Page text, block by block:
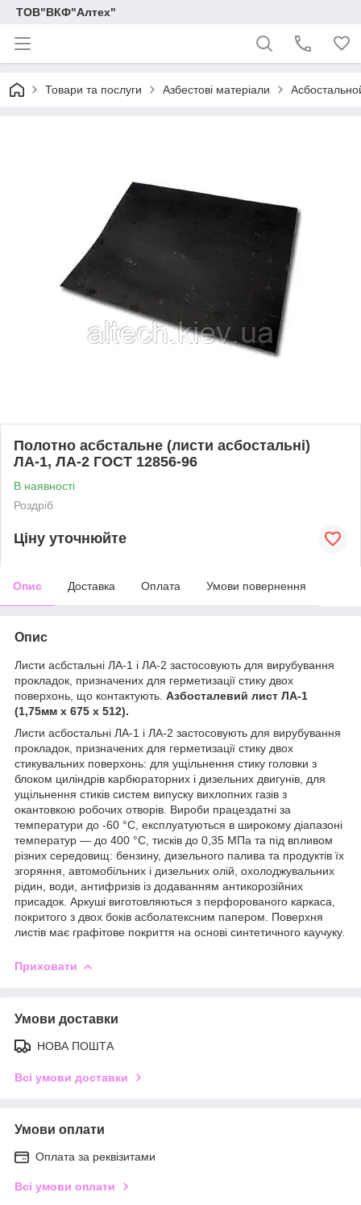
ТОВ"ВКФ"Алтех"
Товари та послуги Азбестові матеріали
Полотно асбстальне (листи асбостальні)
ЛА-1, ЛА-2 ГОСТ 12856-96
В наявності
Роздріб
Ціну уточнюйте
Опис Доставка Оплата Умови повернення
Опис
Листи асбстальні ЛА-1 і ЛА-2 застосовують для вирубування
прокладок, призначених для герметизації стику двох
поверхонь, що контактують. Азбосталевий лист ЛА-1
(1,75мм х 675 х 512).
Листи асбостальні ЛА-1 і ЛА-2 застосовують для вирубування
прокладок, призначених для герметизації стику двох
стикувальних поверхонь: для ущільнення стику головки з
блоком циліндрів карбюраторних і дизельних двигунів, для
ущільнення стиків систем випуску вихлопних газів з
окантовкою робочих отворів. Вироби працездатні за
температури до -60 °C, експлуатуються в широкому діапазоні
температур — до 400 °C, тисків до 0,35 МПа та під впливом
різних середовищ: бензину, дизельного палива та продуктів їх
згоряння, автомобільних і дизельних олій, охолоджувальних
рідин, води, антифризів із додаванням антикорозійних
присадок. Аркуші виготовляються з перфорованого каркаса,
покритого з двох боків асболатексним папером. Поверхня
листів має графітове покриття на основі синтетичного каучуку.
Приховати
Умови доставки
НОВА ПОШТА
Всі умови доставки
Умови оплати
Оплата за реквізитами
Всі умови оплати